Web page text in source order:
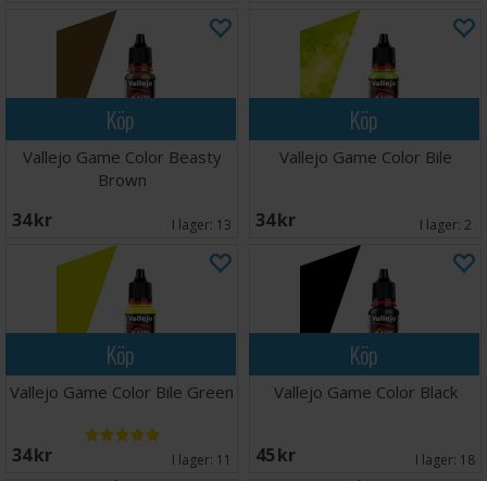
Köp
Vallejo Game Color Beasty
Brown
34 SEK I lager: 13
Köp
Vallejo Game Color Bile
34 SEK I lager: 2
Köp
Vallejo Game Color Bile Green
34 SEK I lager: 11
Köp
Vallejo Game Color Black
45 SEK I lager: 18